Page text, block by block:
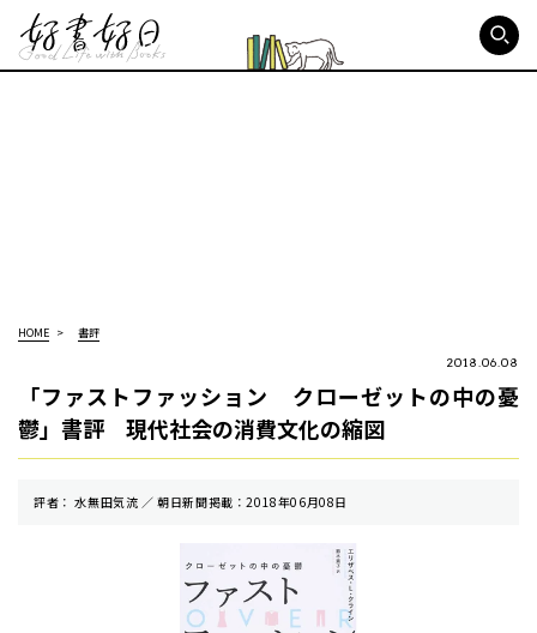
HOME 書評
2018.06.08
「ファストファッション クローゼットの中の憂
鬱」書評 現代社会の消費文化の縮図
評者： 水無田気流 ／ 朝⽇新聞掲載：2018年06月08日